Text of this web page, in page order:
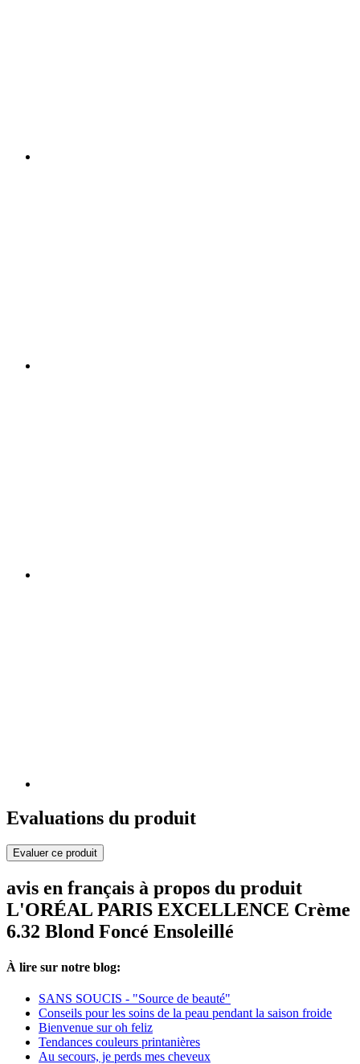
Evaluations du produit
Evaluer ce produit
avis en français à propos du produit
L'ORÉAL PARIS EXCELLENCE Crème
6.32 Blond Foncé Ensoleillé
À lire sur notre blog:
SANS SOUCIS - "Source de beauté"
Conseils pour les soins de la peau pendant la saison froide
Bienvenue sur oh feliz
Tendances couleurs printanières
Au secours, je perds mes cheveux